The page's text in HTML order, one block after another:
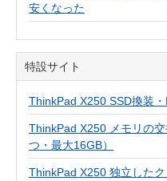
安くなった
特設サイト
ThinkPad X250 SSD換装
ThinkPad X250 メモリの
つ・最大16GB）
ThinkPad X250 独立した